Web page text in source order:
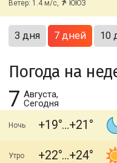
Ветер: 1.4 м/с,
ЮЮЗ
3 дня 7 дней 10
Погода на
7 Августа,
Сегодня
Ночь +19 +21
Утро +22 +24